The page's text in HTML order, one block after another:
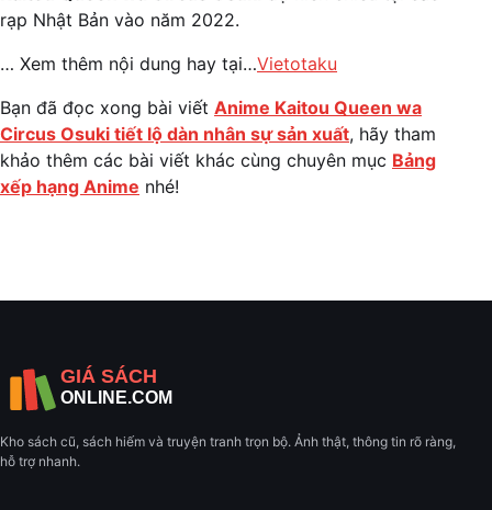
rạp Nhật Bản vào năm 2022.
… Xem thêm nội dung hay tại…Vietotaku
Bạn đã đọc xong bài viết Anime Kaitou Queen wa
Circus Osuki tiết lộ dàn nhân sự sản xuất, hãy tham
khảo thêm các bài viết khác cùng chuyên mục Bảng
xếp hạng Anime nhé!
Kho sách cũ, sách hiếm và truyện tranh trọn bộ. Ảnh thật, thông tin rõ ràng,
hỗ trợ nhanh.